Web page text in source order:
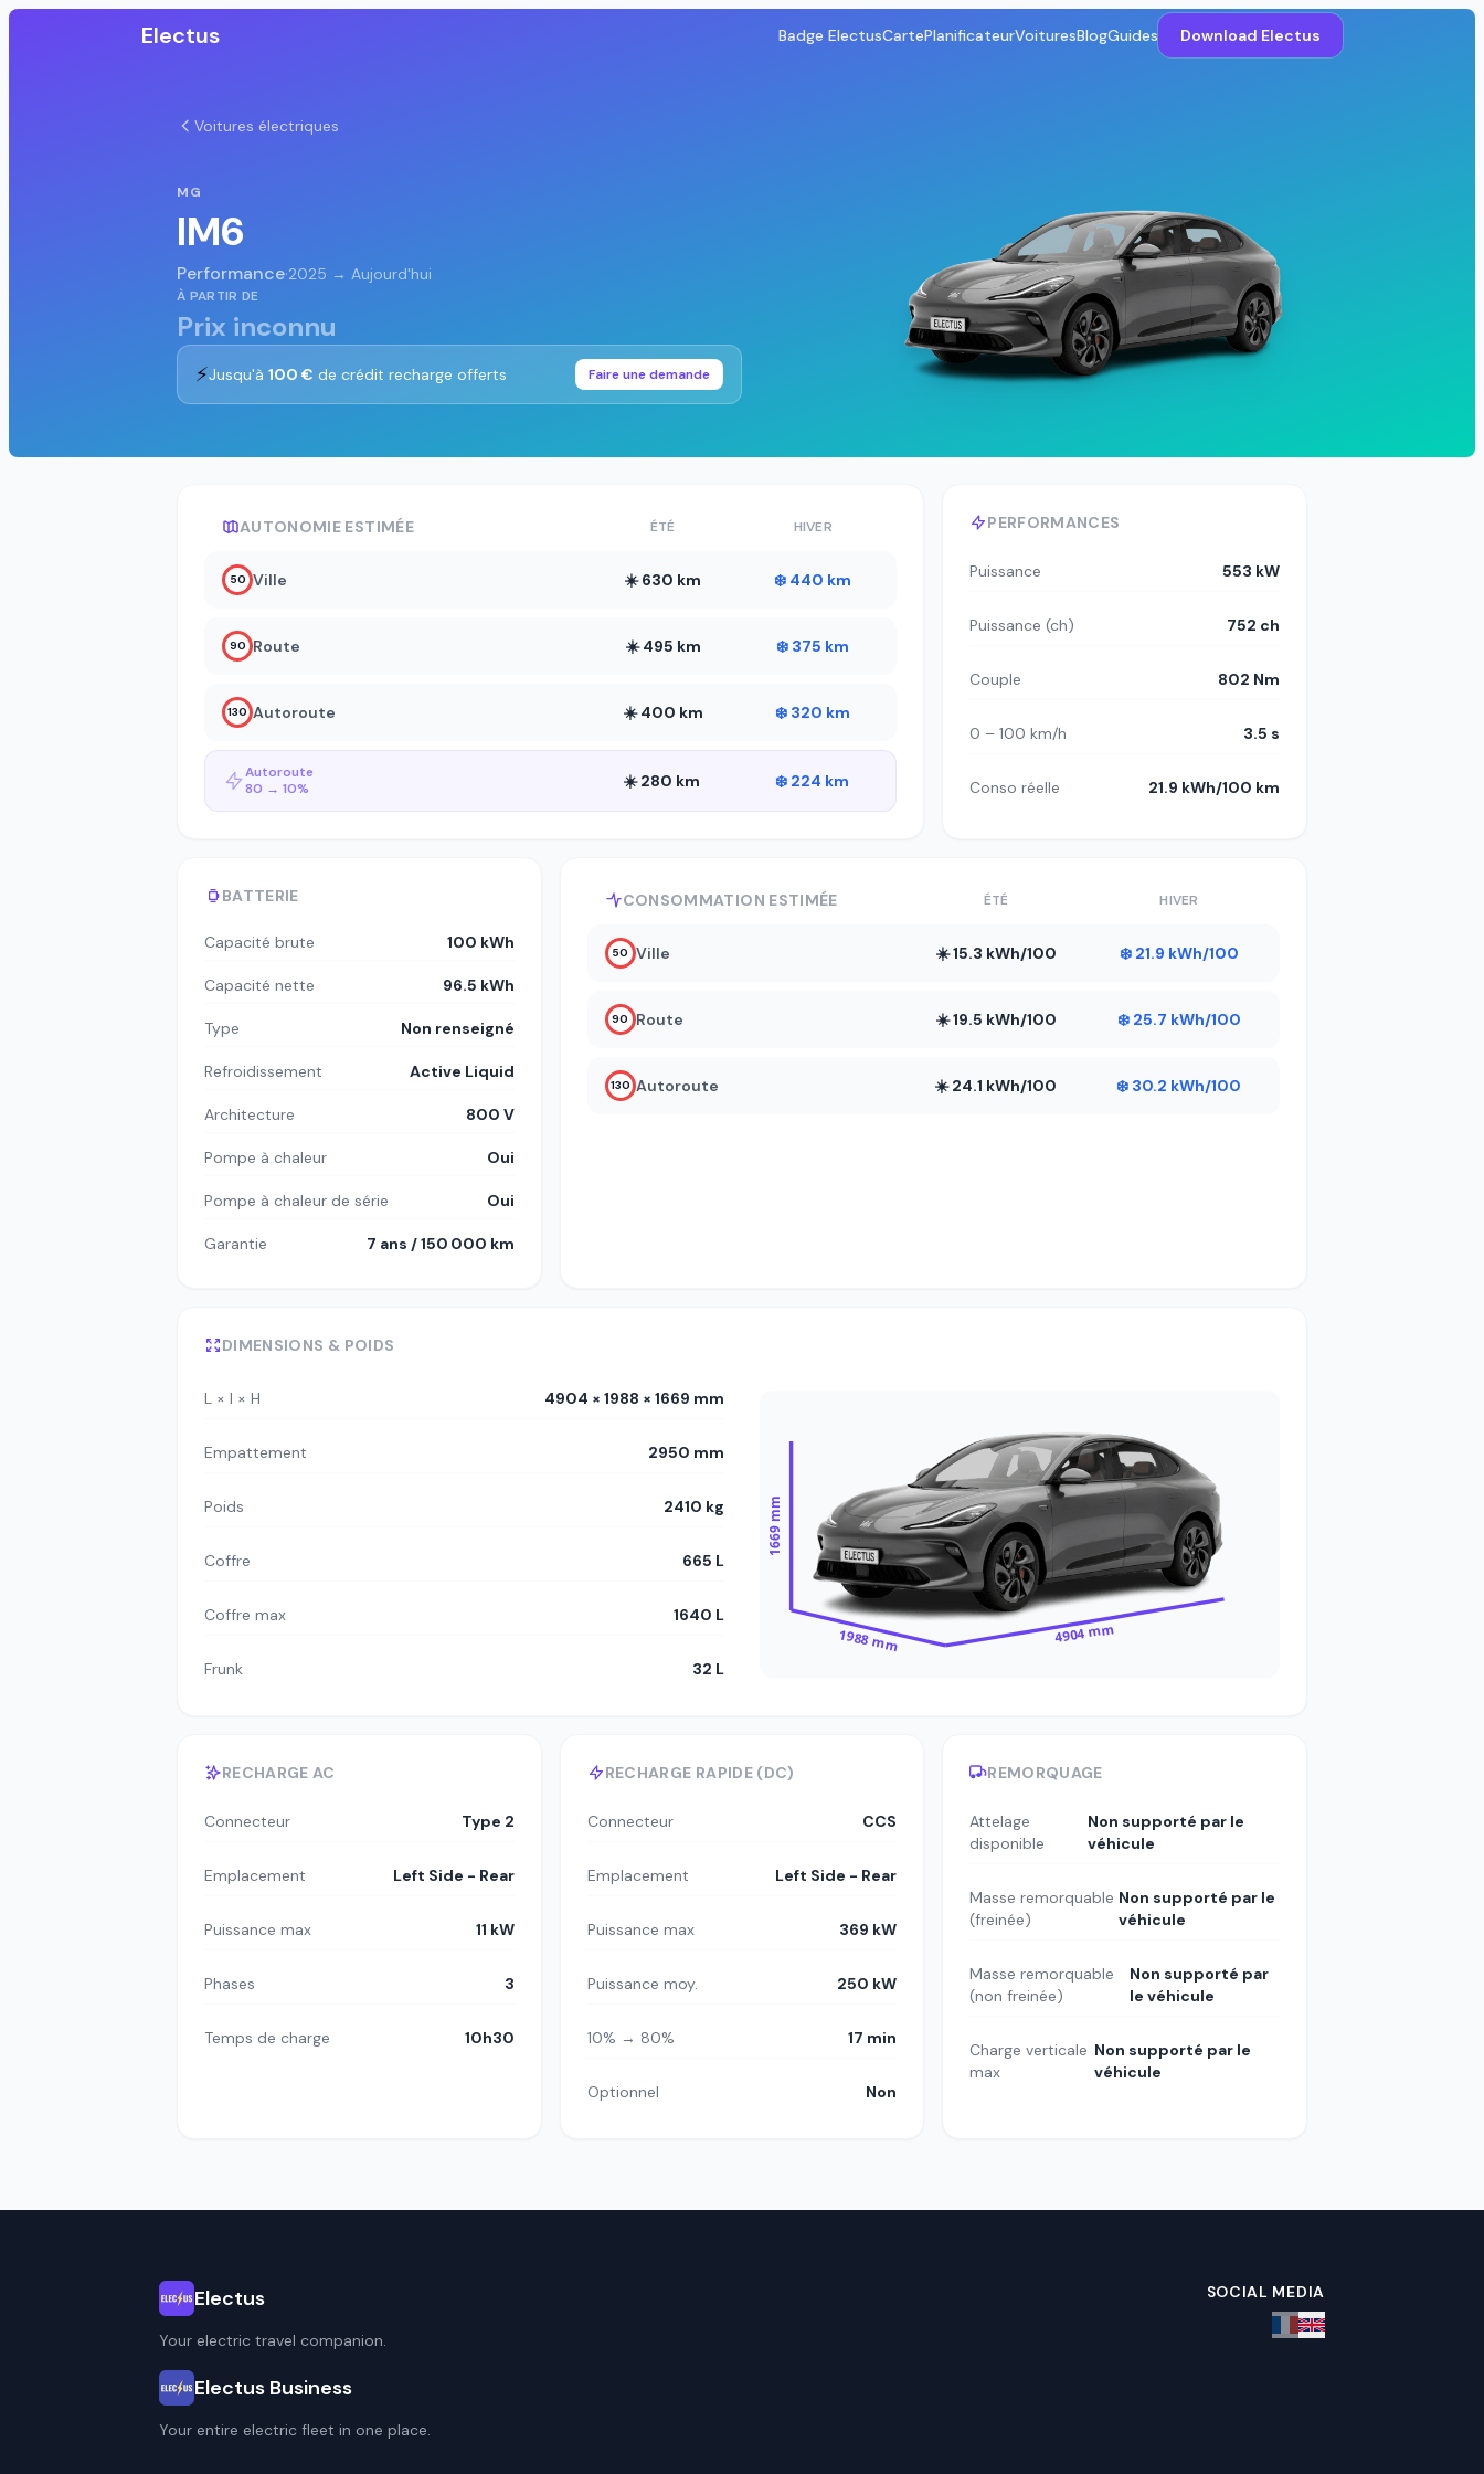
Electus Badge ElectusCartePlanificateurVoituresBlogGuides Download Electus
Voitures électriques
MG
IM6
Performance·2025 → Aujourd'hui
À PARTIR DE
Prix inconnu
⚡Jusqu'à 100 € de crédit recharge offerts Faire une demande
AUTONOMIE ESTIMÉE ÉTÉ HIVER
50 Ville ☀️ 630 km ❄️ 440 km
90 Route ☀️ 495 km ❄️ 375 km
130 Autoroute ☀️ 400 km ❄️ 320 km
Autoroute
80 → 10%
☀️ 280 km ❄️ 224 km
PERFORMANCES
Puissance 553 kW
Puissance (ch) 752 ch
Couple 802 Nm
0 – 100 km/h 3.5 s
Conso réelle 21.9 kWh/100 km
BATTERIE
Capacité brute 100 kWh
Capacité nette 96.5 kWh
Type Non renseigné
Refroidissement Active Liquid
Architecture 800 V
Pompe à chaleur Oui
Pompe à chaleur de série Oui
Garantie 7 ans / 150 000 km
CONSOMMATION ESTIMÉE ÉTÉ HIVER
50 Ville ☀️ 15.3 kWh/100 ❄️ 21.9 kWh/100
90 Route ☀️ 19.5 kWh/100 ❄️ 25.7 kWh/100
130 Autoroute ☀️ 24.1 kWh/100 ❄️ 30.2 kWh/100
DIMENSIONS & POIDS
L × l × H 4904 × 1988 × 1669 mm
Empattement 2950 mm
Poids 2410 kg
Coffre 665 L
Coffre max 1640 L
Frunk 32 L
1669 mm
1988 mm 4904 mm
RECHARGE AC
Connecteur Type 2
Emplacement Left Side - Rear
Puissance max 11 kW
Phases 3
Temps de charge 10h30
RECHARGE RAPIDE (DC)
Connecteur CCS
Emplacement Left Side - Rear
Puissance max 369 kW
Puissance moy. 250 kW
10% → 80% 17 min
Optionnel Non
REMORQUAGE
Attelage
disponible
Non supporté par le
véhicule
Masse remorquable
(freinée)
Non supporté par le
véhicule
Masse remorquable
(non freinée)
Non supporté par
le véhicule
Charge verticale
max
Non supporté par le
véhicule
Electus
Your electric travel companion.
Electus Business
Your entire electric fleet in one place.
SOCIAL MEDIA